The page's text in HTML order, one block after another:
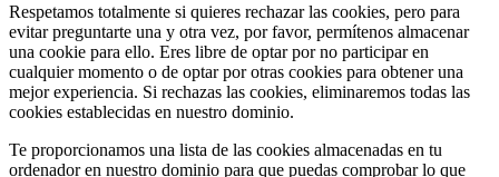
Respetamos totalmente si quieres rechazar las cookies, pero para
evitar preguntarte una y otra vez, por favor, permítenos almacenar
una cookie para ello. Eres libre de optar por no participar en
cualquier momento o de optar por otras cookies para obtener una
mejor experiencia. Si rechazas las cookies, eliminaremos todas las
cookies establecidas en nuestro dominio.
Te proporcionamos una lista de las cookies almacenadas en tu
ordenador en nuestro dominio para que puedas comprobar lo que